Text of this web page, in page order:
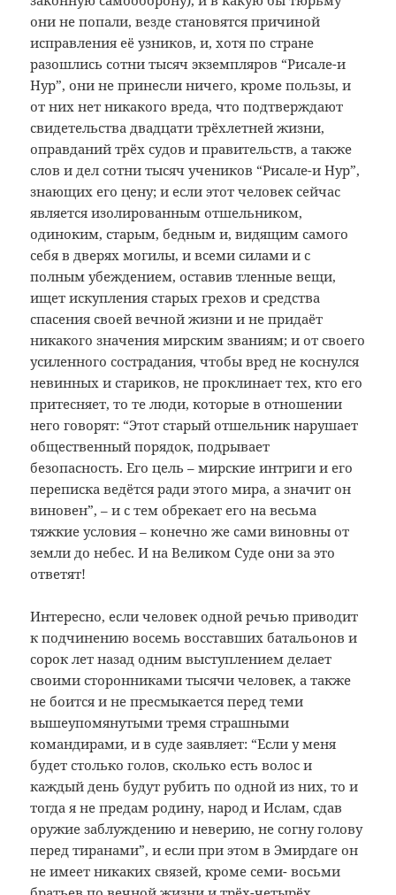
они не попали, везде становятся причиной
исправления её узников, и, хотя по стране
разошлись сотни тысяч экземпляров “Рисале-и
Нур”, они не принесли ничего, кроме пользы, и
от них нет никакого вреда, что подтверждают
свидетельства двадцати трёхлетней жизни,
оправданий трёх судов и правительств, а также
слов и дел сотни тысяч учеников “Рисале-и Нур”,
знающих его цену; и если этот человек сейчас
является изолированным отшельником,
одиноким, старым, бедным и, видящим самого
себя в дверях могилы, и всеми силами и с
полным убеждением, оставив тленные вещи,
ищет искупления старых грехов и средства
спасения своей вечной жизни и не придаёт
никакого значения мирским званиям; и от своего
усиленного сострадания, чтобы вред не коснулся
невинных и стариков, не проклинает тех, кто его
притесняет, то те люди, которые в отношении
него говорят: “Этот старый отшельник нарушает
общественный порядок, подрывает
безопасность. Его цель – мирские интриги и его
переписка ведётся ради этого мира, а значит он
виновен”, – и с тем обрекает его на весьма
тяжкие условия – конечно же сами виновны от
земли до небес. И на Великом Суде они за это
ответят!
Интересно, если человек одной речью приводит
к подчинению восемь восставших батальонов и
сорок лет назад одним выступлением делает
своими сторонниками тысячи человек, а также
не боится и не пресмыкается перед теми
вышеупомянутыми тремя страшными
командирами, и в суде заявляет: “Если у меня
будет столько голов, сколько есть волос и
каждый день будут рубить по одной из них, то и
тогда я не предам родину, народ и Ислам, сдав
оружие заблуждению и неверию, не согну голову
перед тиранами”, и если при этом в Эмирдаге он
не имеет никаких связей, кроме семи- восьми